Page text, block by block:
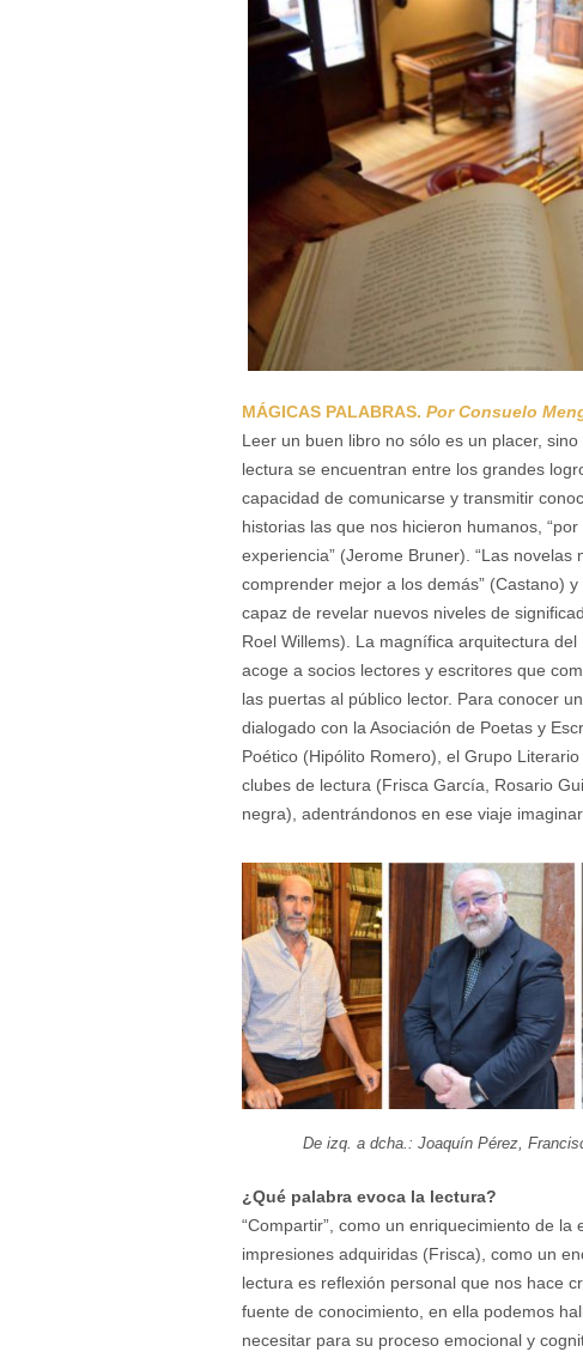
MÁGICAS PALABRAS.Por Consuelo
Leer un buen libro no sólo es un placer,
lectura se encuentran entre los grandes
capacidad de comunicarse y transmitir
historias las que nos hicieron humanos,
experiencia” (Jerome Bruner). “Las
comprender mejor a los demás” (Castano)
capaz de revelar nuevos niveles de
Roel Willems). La magnífica arquitectura
acoge a socios lectores y escritores que
las puertas al público lector. Para conocer
dialogado con la Asociación de Poetas y
Poético (Hipólito Romero), el Grupo
clubes de lectura (Frisca García, Rosario
negra), adentrándonos en ese viaje
De izq. a dcha.: Joaquín Pérez,
¿Qué palabra evoca la lectura?
“Compartir”, como un enriquecimiento de
impresiones adquiridas (Frisca), como un
lectura es reflexión personal que nos hace
fuente de conocimiento, en ella podemos
necesitar para su proceso emocional y